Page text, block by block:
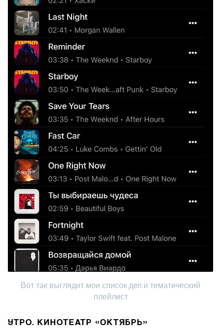
Вот так выглядит мои список дел и тематический
плейлист
УТРО. КИНОТЕАТР «ОКТЯБРЬ»